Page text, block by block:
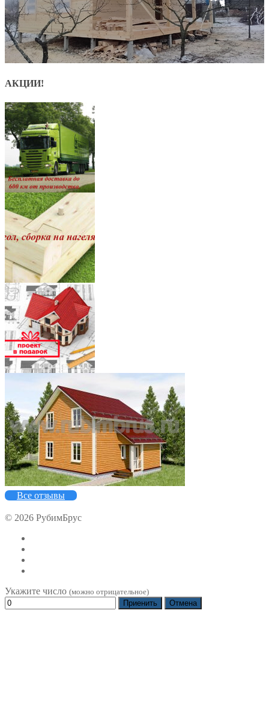
АКЦИИ!
8
7
Все отзывы
© 2026 РубимБрус
Укажите число (можно отрицательное)
Приенить
Отмена